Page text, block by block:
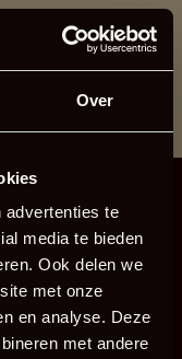
Over
advertenties te
media te bieden
Ook delen we
met onze
en analyse. Deze
met andere
Jeśli brakuje Ci
351 272 lub